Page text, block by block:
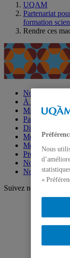
UQAM
Partenariat
formation
Rendre ces
Nouvelles
À propos
Mission et
Partenaires
Direction et
Membres des
Membres
Projets menés
Nos
Nous joindre
Suivez nous!
Nous
«